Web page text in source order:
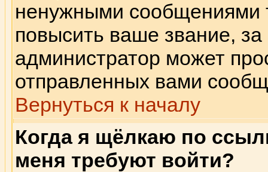
ненужными сообщениями
повысить ваше звание,
администратор может
отправленных вами
Вернуться к началу
Когда я щёлкаю по
меня требуют войти?